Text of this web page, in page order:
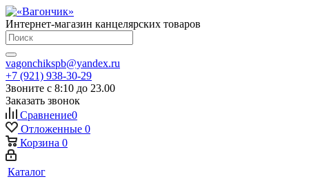
Интернет-магазин канцелярских товаров
vagonchikspb@yandex.ru
+7 (921) 938-30-29
Звоните с 8:10 до 23.00
Заказать звонок
Сравнение0
Отложенные 0
Корзина 0
Каталог